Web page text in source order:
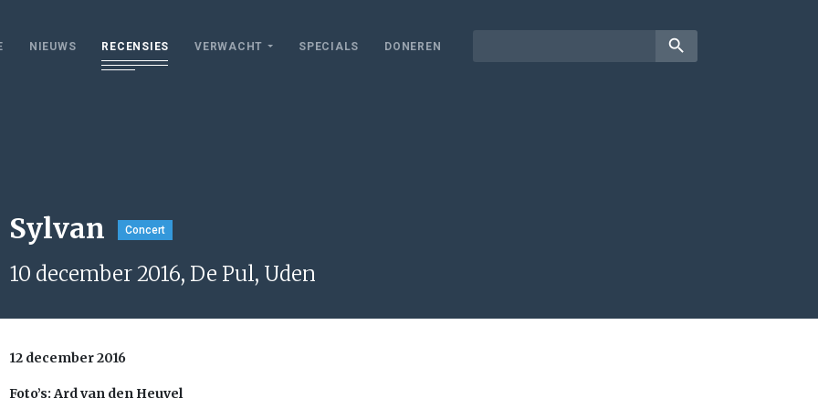
NIEUWS RECENSIES VERWACHT SPECIALS DONEREN search
Sylvan Concert
10 december 2016, De Pul, Uden
12 december 2016
Foto’s: Ard van den Heuvel